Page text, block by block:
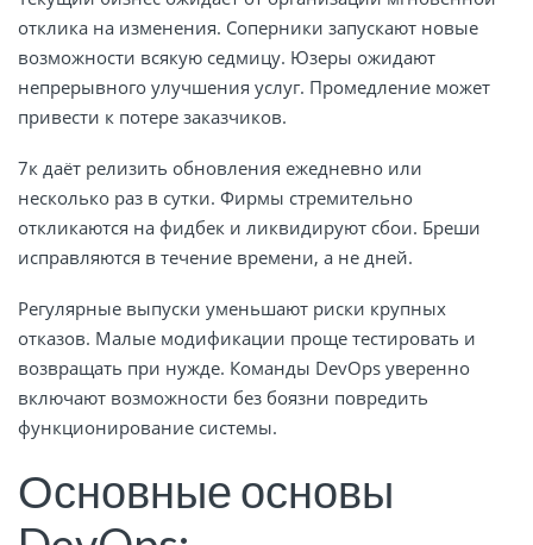
отклика на изменения. Соперники запускают новые
возможности всякую седмицу. Юзеры ожидают
непрерывного улучшения услуг. Промедление может
привести к потере заказчиков.
7к даёт релизить обновления ежедневно или
несколько раз в сутки. Фирмы стремительно
откликаются на фидбек и ликвидируют сбои. Бреши
исправляются в течение времени, а не дней.
Регулярные выпуски уменьшают риски крупных
отказов. Малые модификации проще тестировать и
возвращать при нужде. Команды DevOps уверенно
включают возможности без боязни повредить
функционирование системы.
Основные основы